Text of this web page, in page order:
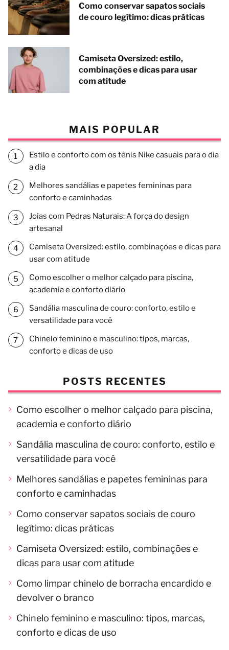
Como conservar sapatos sociais
de couro legítimo: dicas práticas
Camiseta Oversized: estilo,
combinações e dicas para usar
com atitude
MAIS POPULAR
Estilo e conforto com os tênis Nike casuais para o dia
a dia
Melhores sandálias e papetes femininas para
conforto e caminhadas
Joias com Pedras Naturais: A força do design
artesanal
Camiseta Oversized: estilo, combinações e dicas para
usar com atitude
Como escolher o melhor calçado para piscina,
academia e conforto diário
Sandália masculina de couro: conforto, estilo e
versatilidade para você
Chinelo feminino e masculino: tipos, marcas,
conforto e dicas de uso
POSTS RECENTES
Como escolher o melhor calçado para piscina,
academia e conforto diário
Sandália masculina de couro: conforto, estilo e
versatilidade para você
Melhores sandálias e papetes femininas para
conforto e caminhadas
Como conservar sapatos sociais de couro
legítimo: dicas práticas
Camiseta Oversized: estilo, combinações e
dicas para usar com atitude
Como limpar chinelo de borracha encardido e
devolver o branco
Chinelo feminino e masculino: tipos, marcas,
conforto e dicas de uso